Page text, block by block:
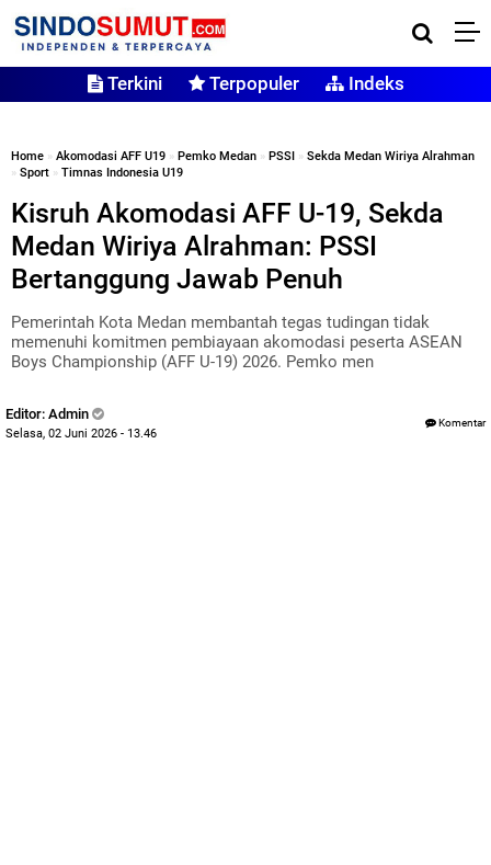
Terkini Terpopuler Indeks
Home » Akomodasi AFF U19 » Pemko Medan » PSSI » Sekda Medan Wiriya Alrahman
» Sport » Timnas Indonesia U19
Kisruh Akomodasi AFF U-19, Sekda
Medan Wiriya Alrahman: PSSI
Bertanggung Jawab Penuh
Pemerintah Kota Medan membantah tegas tudingan tidak
memenuhi komitmen pembiayaan akomodasi peserta ASEAN
Boys Championship (AFF U-19) 2026. Pemko men
Editor: Admin
Selasa, 02 Juni 2026 - 13.46
Komentar